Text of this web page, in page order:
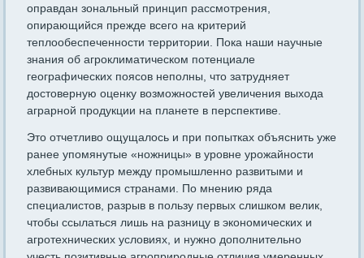
оправдан зональный принцип рассмотрения,
опирающийся прежде всего на критерий
теплообеспеченности территории. Пока наши научные
знания об агроклиматическом потен­циале
географических поясов неполны, что затрудняет
достовер­ную оценку возможностей увеличения выхода
аграрной продукции на планете в перспективе.
Это отчетливо ощущалось и при попытках объяснить уже
ранее упомянутые «ножницы» в уровне урожайности
хлебных культур меж­ду промышленно развитыми и
развивающимися странами. По мне­нию ряда
специалистов, разрыв в пользу первых слишком велик,
чтобы ссылаться лишь на разницу в экономических и
агротехниче­ских условиях, и нужно дополнительно